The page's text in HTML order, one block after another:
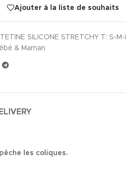
Ajouter à la liste de souhaits
SILICONE STRETCHY T: S-
& Maman
les coliques.